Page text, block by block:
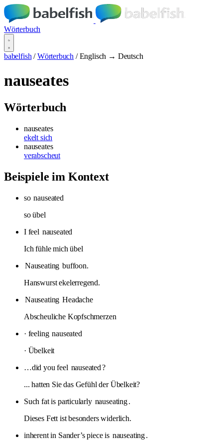
Wörterbuch
babelfish / Wörterbuch / Englisch → Deutsch
nauseates
Wörterbuch
nauseates
ekelt sich
nauseates
verabscheut
Beispiele im Kontext
so nauseated
so übel
I feel nauseated
Ich fühle mich übel
Nauseating buffoon.
Hanswurst ekelerregend.
Nauseating Headache
Abscheuliche Kopfschmerzen
· feeling nauseated
· Übelkeit
…did you feel nauseated?
... hatten Sie das Gefühl der Übelkeit?
Such fat is particularly nauseating.
Dieses Fett ist besonders widerlich.
inherent in Sander’s piece is nauseating.